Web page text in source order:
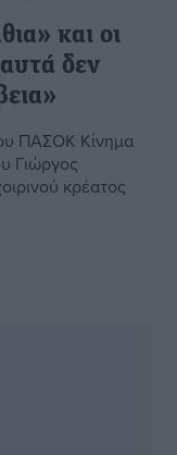
και οι
δεν
ΠΑΣΟΚ Κίνημα
Γιώργος
κρέατος